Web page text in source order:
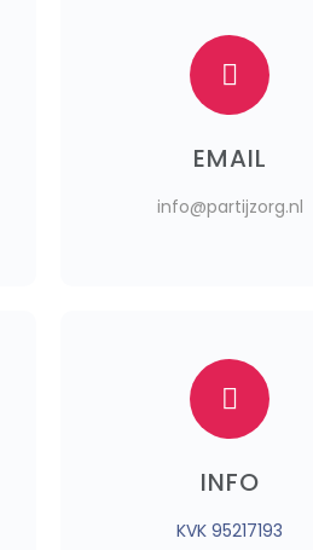
EMAIL
info@partijzorg.nl
INFO
KVK 95217193